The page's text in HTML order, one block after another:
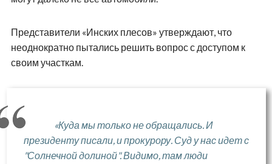
Представители «Инских плесов» утверждают, что
неоднократно пытались решить вопрос с доступом к
своим участкам.
«Куда мы только не обращались. И
президенту писали, и прокурору. Суд у нас идет с
"Солнечной долиной". Видимо, там люди